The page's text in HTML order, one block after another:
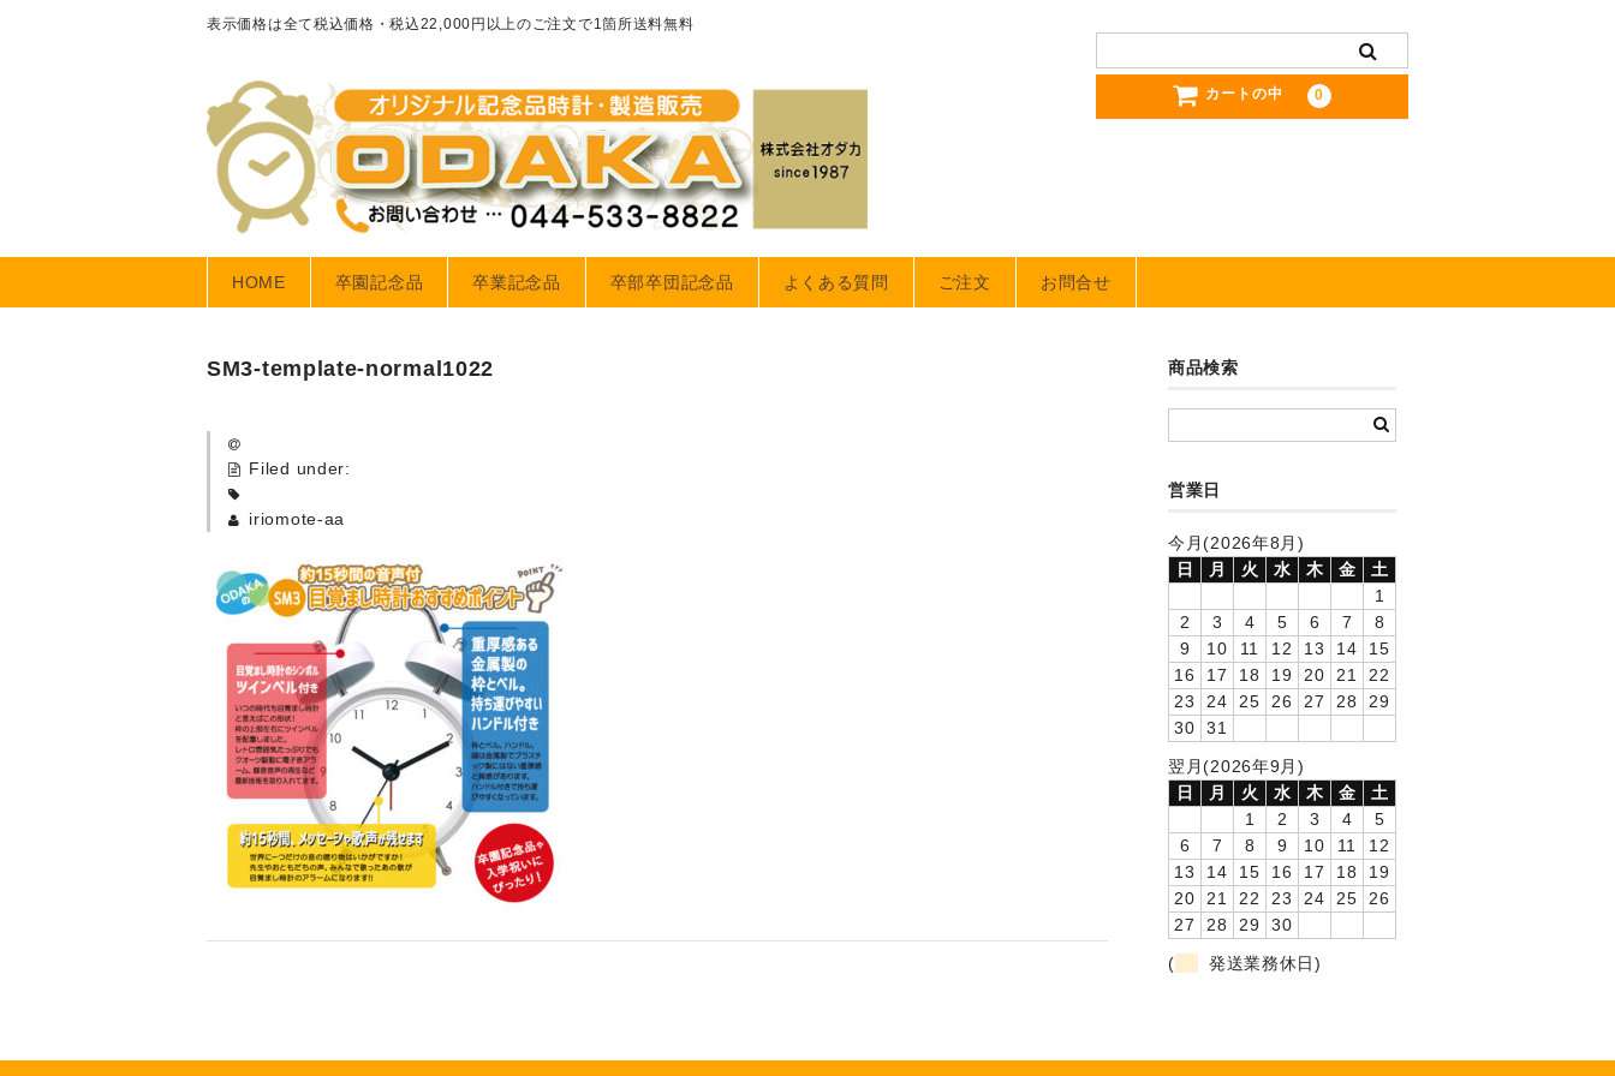
表示価格は全て税込価格・税込22,000円以上のご注文で1箇所送料無料
カートの中 0
HOME 卒園記念品 卒業記念品 卒部卒団記念品 よくある質問 ご注文 お問合せ
SM3-template-normal1022
Filed under:
iriomote-aa
商品検索
営業日
今月(2026年8月)
日
月 火 水 木 金
土
1
2
3 4 5 6 7
8
9
10 11 12 13 14
15
16
17 18 19 20 21
22
23
24 25 26 27 28
29
30
31
翌月(2026年9月)
日
月 火 水 木 金
土
1
2 3 4
5
6
7 8 9 10 11
12
13
14 15 16 17 18
19
20
21 22 23 24 25
26
27
28 29
30
(
発送業務休日)